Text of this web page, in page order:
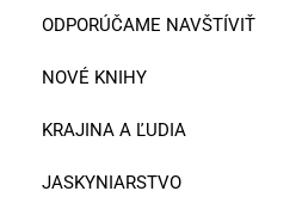
ODPORÚČAME NAVŠTÍVIŤ
NOVÉ KNIHY
KRAJINA A ĽUDIA
JASKYNIARSTVO